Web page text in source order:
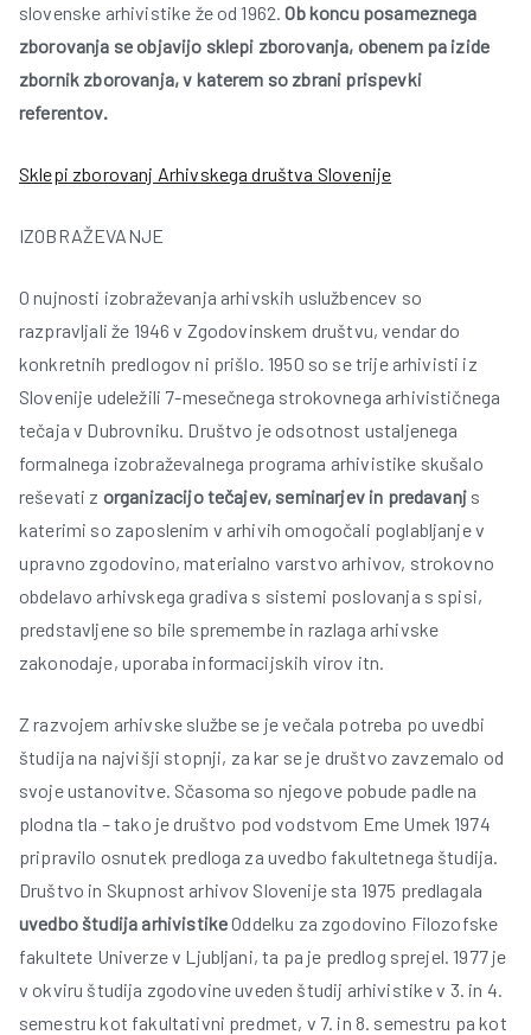
slovenske arhivistike že od 1962.Ob koncu posameznega
zborovanja se objavijo sklepi zborovanja, obenem pa izide
zbornik zborovanja, v katerem so zbrani prispevki
referentov.
Sklepi zborovanj Arhivskega društva Slovenije
IZOBRAŽEVANJE
O nujnosti izobraževanja arhivskih uslužbencev so
razpravljali že 1946 v Zgodovinskem društvu, vendar do
konkretnih predlogov ni prišlo. 1950 so se trije arhivisti iz
Slovenije udeležili 7-mesečnega strokovnega arhivističnega
tečaja v Dubrovniku. Društvo je odsotnost ustaljenega
formalnega izobraževalnega programa arhivistike skušalo
reševati z organizacijo tečajev, seminarjev in predavanjs
katerimi so zaposlenim v arhivih omogočali poglabljanje v
upravno zgodovino, materialno varstvo arhivov, strokovno
obdelavo arhivskega gradiva s sistemi poslovanja s spisi,
predstavljene so bile spremembe in razlaga arhivske
zakonodaje, uporaba informacijskih virov itn.
Z razvojem arhivske službe se je večala potreba po uvedbi
študija na najvišji stopnji, za kar se je društvo zavzemalo od
svoje ustanovitve. Sčasoma so njegove pobude padle na
plodna tla – tako je društvo pod vodstvom Eme Umek 1974
pripravilo osnutek predloga za uvedbo fakultetnega študija.
Društvo in Skupnost arhivov Slovenije sta 1975 predlagala
uvedbo študija arhivistikeOddelku za zgodovino Filozofske
fakultete Univerze v Ljubljani, ta pa je predlog sprejel. 1977 je
v okviru študija zgodovine uveden študij arhivistike v 3. in 4.
semestru kot fakultativni predmet, v 7. in 8. semestru pa kot